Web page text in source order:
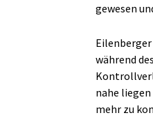
gewesen
während
nahe
mehr zu